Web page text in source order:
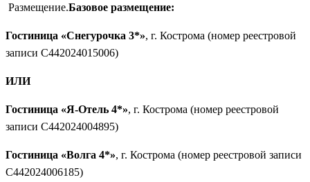
Размещение.Базовое размещение:
Гостиница «Снегурочка 3*», г. Кострома (номер реестровой
записи С442024015006)
ИЛИ
Гостиница «Я-Отель 4*», г. Кострома (номер реестровой
записи С442024004895)
Гостиница «Волга 4*», г. Кострома (номер реестровой записи
С442024006185)